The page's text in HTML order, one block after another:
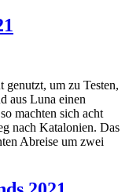
um zu Testen,
aus Luna einen
machten sich acht
nach Katalonien. Das
Abreise um zwei